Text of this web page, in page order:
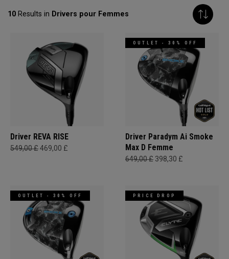
10 Results in Drivers pour Femmes
Driver REVA RISE
549,00 £469,00 £
OUTLET - 30% OFF
Driver Paradym Ai Smoke
Max D Femme
649,00 £ 398,30 £
OUTLET - 30% OFF PRICE DROP